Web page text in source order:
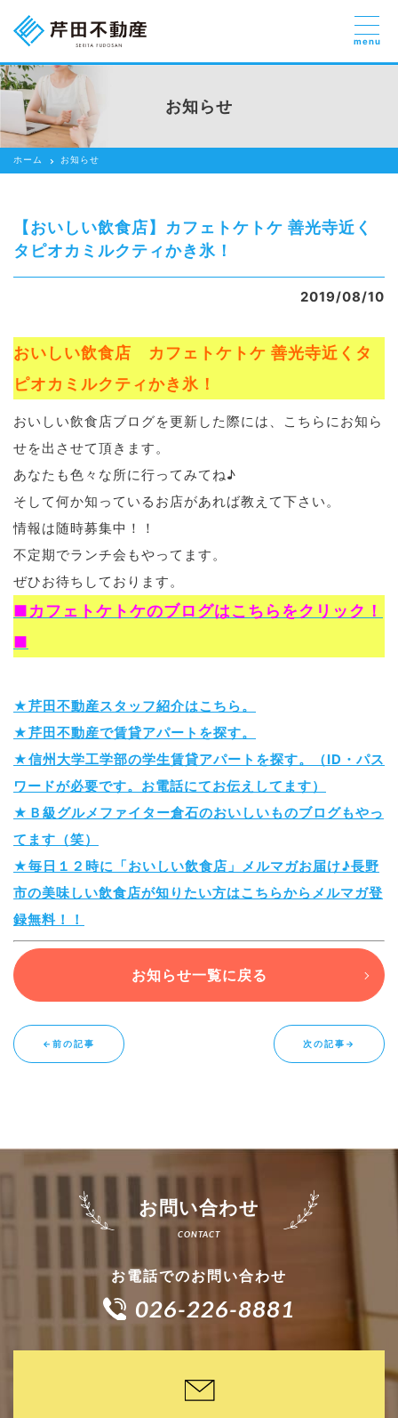
売りたい
貸したい方
借りたい
買いたい
賃貸管理のご提案
スタッフ紹介
会社紹介
ブログ
退去連絡フォームはこちら
お部屋探し専用LINEはこちら
menu
お知らせ
ホーム お知らせ
【おいしい飲食店】カフェトケトケ 善光寺近く
タピオカミルクティかき氷！
2019/08/10
おいしい飲食店 カフェトケトケ 善光寺近くタ
ピオカミルクティかき氷！
おいしい飲食店ブログを更新した際には、こちらにお知ら
せを出させて頂きます。
あなたも色々な所に行ってみてね♪
そして何か知っているお店があれば教えて下さい。
情報は随時募集中！！
不定期でランチ会もやってます。
ぜひお待ちしております。
■カフェトケトケのブログはこちらをクリック！
■
★芹田不動産スタッフ紹介はこちら。
★芹田不動産で賃貸アパートを探す。
★信州大学工学部の学生賃貸アパートを探す。（ID・パス
ワードが必要です。お電話にてお伝えしてます）
★Ｂ級グルメファイター倉石のおいしいものブログもやっ
てます（笑）
★毎日１２時に「おいしい飲食店」メルマガお届け♪長野
市の美味しい飲食店が知りたい方はこちらからメルマガ登
録無料！！
お知らせ一覧に戻る
←前の記事 次の記事→
お問い合わせ
お電話でのお問い合わせ
026-226-8881